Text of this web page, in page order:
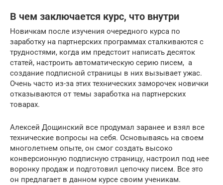
В чем заключается курс, что внутри
Новичкам после изучения очередного курса по
заработку на партнерских программах сталкиваются с
трудностями, когда им предстоит написать десяток
статей, настроить автоматическую серию писем, а
создание подписной страницы в них вызывает ужас.
Очень часто из-за этих технических заморочек новички
отказываются от темы заработка на партнерских
товарах.
Алексей Дощинский все продумал заранее и взял все
технические вопросы на себя. Основываясь на своем
многолетнем опыте, он смог создать высоко
конверсионную подписную страницу, настроил под нее
воронку продаж и подготовил цепочку писем. Все это
он предлагает в данном курсе своим ученикам.